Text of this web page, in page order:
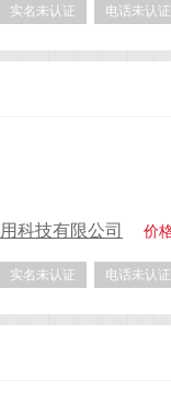
实名未认证 电话未认证
科技有限公司 价
实名未认证 电话未认证